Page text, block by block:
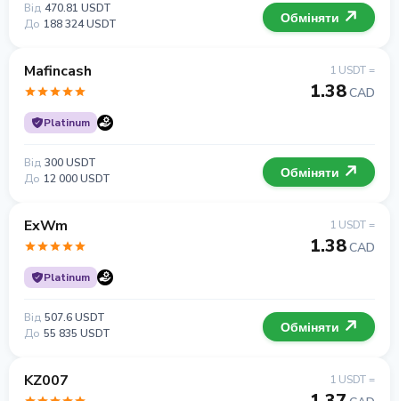
Від 470.81 USDT
До 188 324 USDT Обміняти
Mafincash
Platinum
1 USDT =
1.38CAD
Від 300 USDT
До 12 000 USDT Обміняти
ExWm
Platinum
1 USDT =
1.38CAD
Від 507.6 USDT
До 55 835 USDT Обміняти
KZ007 1 USDT =